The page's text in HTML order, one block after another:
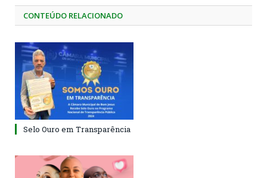
CONTEÚDO RELACIONADO
Selo Ouro em Transparência